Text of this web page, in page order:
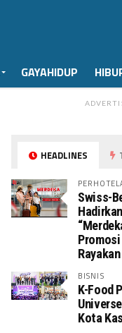
GAYAHIDUP
HEADLINES
Swiss-
BISNIS
K-Food
Kota